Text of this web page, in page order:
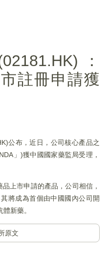
：
註冊申請獲
公布，近日，公司核心產品之
」)獲中國國家藥監局受理，
上市申請的產品，公司相信，
將成為首個由中國國內公司開
新藥。
原文